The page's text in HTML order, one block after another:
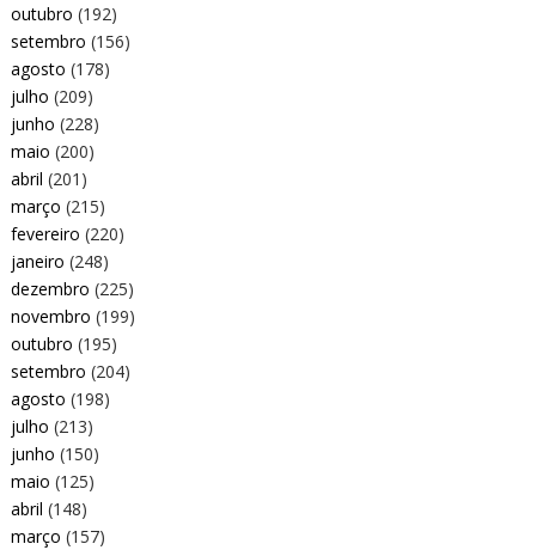
outubro (192)
setembro (156)
agosto (178)
julho (209)
junho (228)
maio (200)
abril (201)
março (215)
fevereiro (220)
janeiro (248)
dezembro (225)
novembro (199)
outubro (195)
setembro (204)
agosto (198)
julho (213)
junho (150)
maio (125)
abril (148)
março (157)